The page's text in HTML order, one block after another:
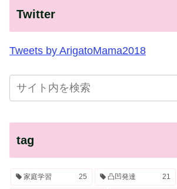
Twitter
Tweets by ArigatoMama2018
tag
家庭学習 25 凸凹発達 21